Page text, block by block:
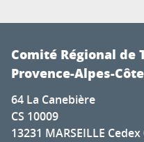
Comité Régional de
Provence-Alpes-
64 La Canebière
CS 10009
13231 MARSEILLE Cedex